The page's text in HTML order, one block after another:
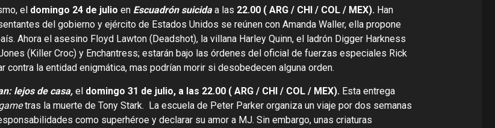
el domingo 24 de julio en Escuadrón suicidaa las 22.00 ( ARG / CHI / COL / MEX). Han
del gobierno y ejército de Estados Unidos se reúnen con Amanda Waller, ella propone
Ahora el asesino Floyd Lawton (Deadshot), la villana Harley Quinn, el ladrón Digger Harkness
(Killer Croc) y Enchantress; estarán bajo las órdenes del oficial de fuerzas especiales Rick
contra la entidad enigmática, mas podrían morir si desobedecen alguna orden.
lejos de casa, el domingo 31 de julio, a las 22.00 ( ARG / CHI / COL / MEX). Esta entrega
tras la muerte de Tony Stark. La escuela de Peter Parker organiza un viaje por dos semanas
como superhéroe y declarar su amor a MJ. Sin embargo, unas criaturas